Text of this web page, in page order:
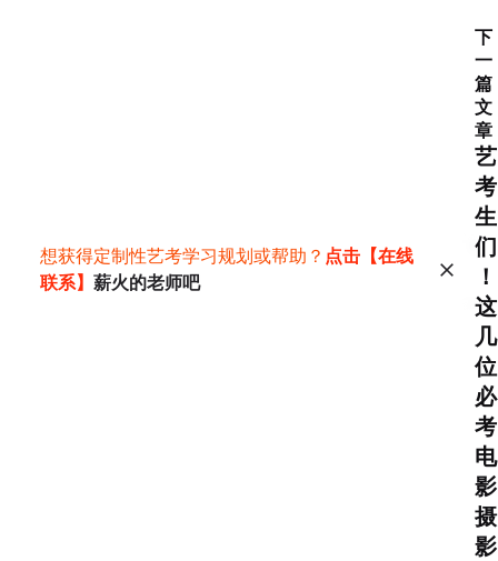
下
一
篇
文
章
艺
考
生
们
！
这
几
位
必
考
电
影
摄
影
想获得定制性艺考学习规划或帮助？ 点击【在线
联系】 薪火的老师吧